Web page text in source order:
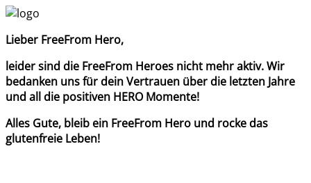
Lieber FreeFrom Hero,
leider sind die FreeFrom Heroes nicht mehr aktiv. Wir
bedanken uns für dein Vertrauen über die letzten Jahre
und all die positiven HERO Momente!
Alles Gute, bleib ein FreeFrom Hero und rocke das
glutenfreie Leben!